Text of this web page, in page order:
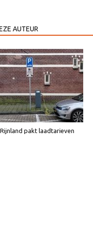
AUTEUR
pakt laadtarieven